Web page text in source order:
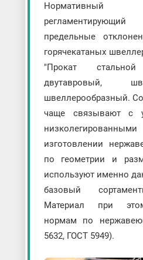
предельные
горячекатаных
"Прокат стальной
двутавровый,
швеллерообразный.
чаще связывают с
изготовлении
по геометрии и
используют именно
базовый
Материал при
нормам по
5632, ГОСТ 5949).